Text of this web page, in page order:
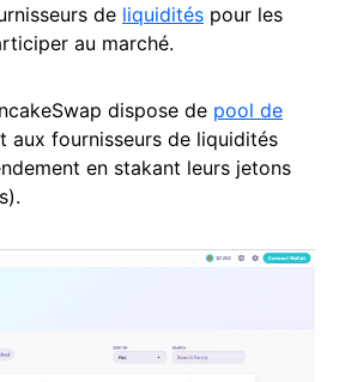
de liquidités pour les
au marché.
dispose de pool de
aux fournisseurs de liquidités
en stakant leurs jetons